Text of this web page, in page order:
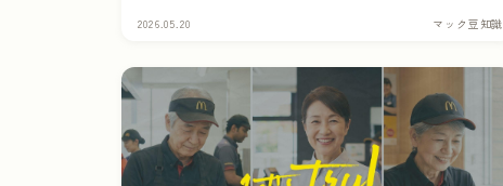
2026.05.20 マック豆知識